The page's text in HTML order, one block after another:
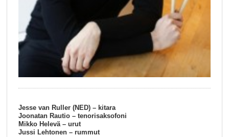
Jesse van Ruller (NED) – kitara
Joonatan Rautio – tenorisaksofoni
Mikko Helevä – urut
Jussi Lehtonen – rummut